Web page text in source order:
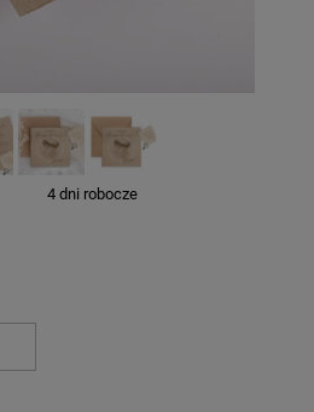
4 dni robocze